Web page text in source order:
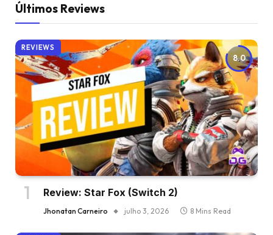
Últimos Reviews
8.0
REVIEWS
Review: Star Fox (Switch 2)
Jhonatan Carneiro julho 3, 2026 8 Mins Read